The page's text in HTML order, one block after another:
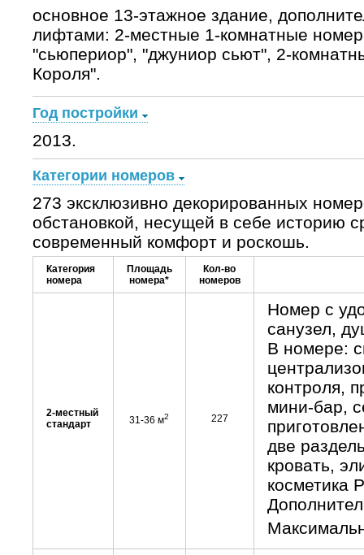
основное 13-этажное здание,
лифтами: 2-местные 1-комнатные
"сьюпериор", "джуниор сьют", 2-
Короля".
Год постройки
2013.
Категории номеров
273 эксклюзивно декорированных
обстановкой, несущей в себе историю
современный комфорт и роскошь.
Категория
номера
Площадь
номера*
Кол-во
номеров
2-местный
стандарт
31-36 м2 227
Номер с
санузел,
В номере:
контроля,
мини-бар,
две
кровать,
косметика